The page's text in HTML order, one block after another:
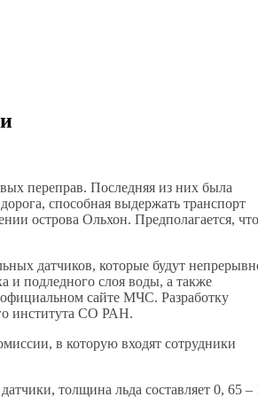
переправ. Последняя из них была
способная выдержать транспорт
острова Ольхон. Предполагается, что
датчиков, которые будут
и подледного слоя воды, а также
сайте МЧС. Разработку
института СО РАН.
в которую входят сотрудники
толщина льда составляет 0, 65 –